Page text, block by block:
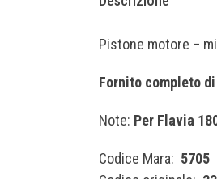
Pistone motore –
Fornito completo
Note: Per Flavia
Codice Mara: 5705